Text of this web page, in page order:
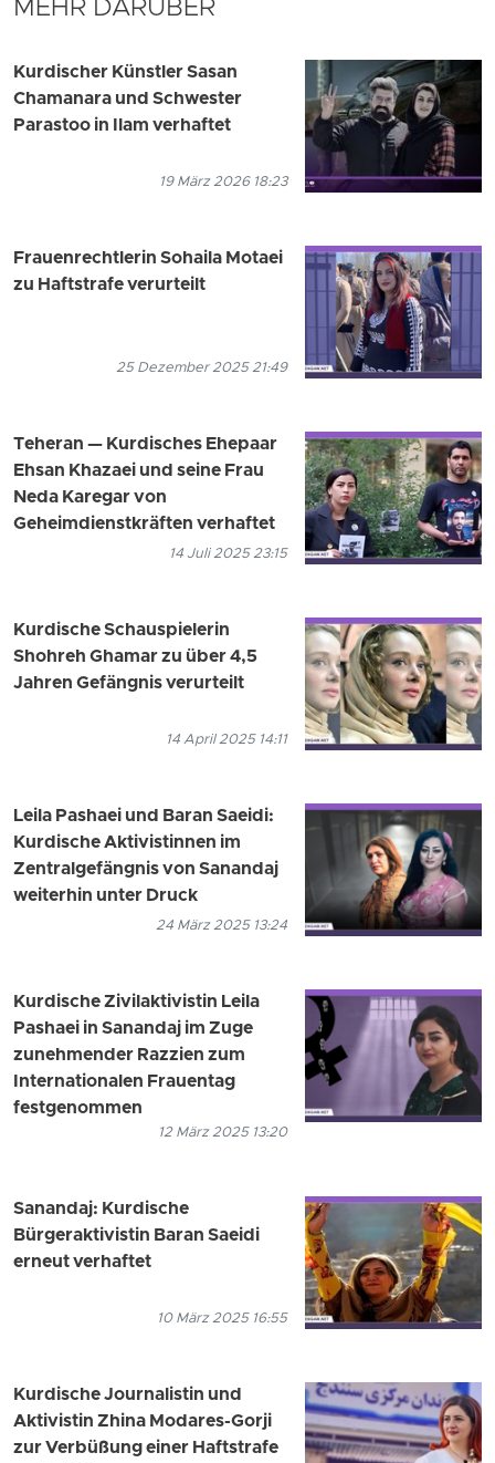
MEHR DARÜBER
Kurdischer Künstler Sasan
Chamanara und Schwester
Parastoo in Ilam verhaftet
19 März 2026 18:23
Frauenrechtlerin Sohaila Motaei
zu Haftstrafe verurteilt
25 Dezember 2025 21:49
Teheran — Kurdisches Ehepaar
Ehsan Khazaei und seine Frau
Neda Karegar von
Geheimdienstkräften verhaftet
14 Juli 2025 23:15
Kurdische Schauspielerin
Shohreh Ghamar zu über 4,5
Jahren Gefängnis verurteilt
14 April 2025 14:11
Leila Pashaei und Baran Saeidi:
Kurdische Aktivistinnen im
Zentralgefängnis von Sanandaj
weiterhin unter Druck
24 März 2025 13:24
Kurdische Zivilaktivistin Leila
Pashaei in Sanandaj im Zuge
zunehmender Razzien zum
Internationalen Frauentag
festgenommen
12 März 2025 13:20
Sanandaj: Kurdische
Bürgeraktivistin Baran Saeidi
erneut verhaftet
10 März 2025 16:55
Kurdische Journalistin und
Aktivistin Zhina Modares-Gorji
zur Verbüßung einer Haftstrafe